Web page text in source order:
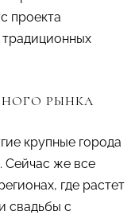
проекта
традиционных
РЫНКА
крупные города
Сейчас же все
где растет
свадьбы с